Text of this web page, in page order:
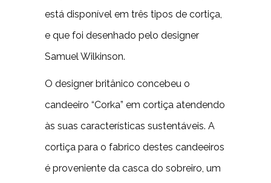
está disponível em três tipos de cortiça,
e que foi desenhado pelo designer
Samuel Wilkinson.
O designer britânico concebeu o
candeeiro “Corka” em cortiça atendendo
às suas características sustentáveis. A
cortiça para o fabrico destes candeeiros
é proveniente da casca do sobreiro, um